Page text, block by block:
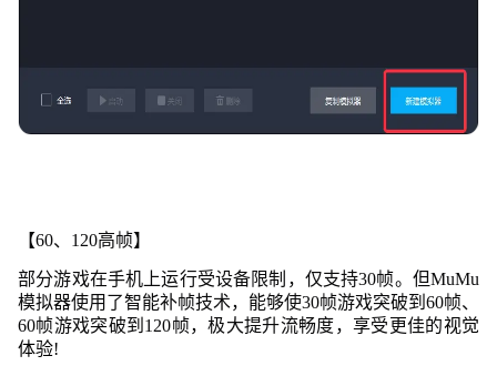
【60、120高帧】
部分游戏在手机上运行受设备限制，仅支持30帧。但MuMu
模拟器使用了智能补帧技术，能够使30帧游戏突破到60帧、
60帧游戏突破到120帧，极大提升流畅度，享受更佳的视觉
体验!